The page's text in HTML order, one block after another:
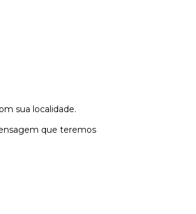
sua localidade.
que teremos